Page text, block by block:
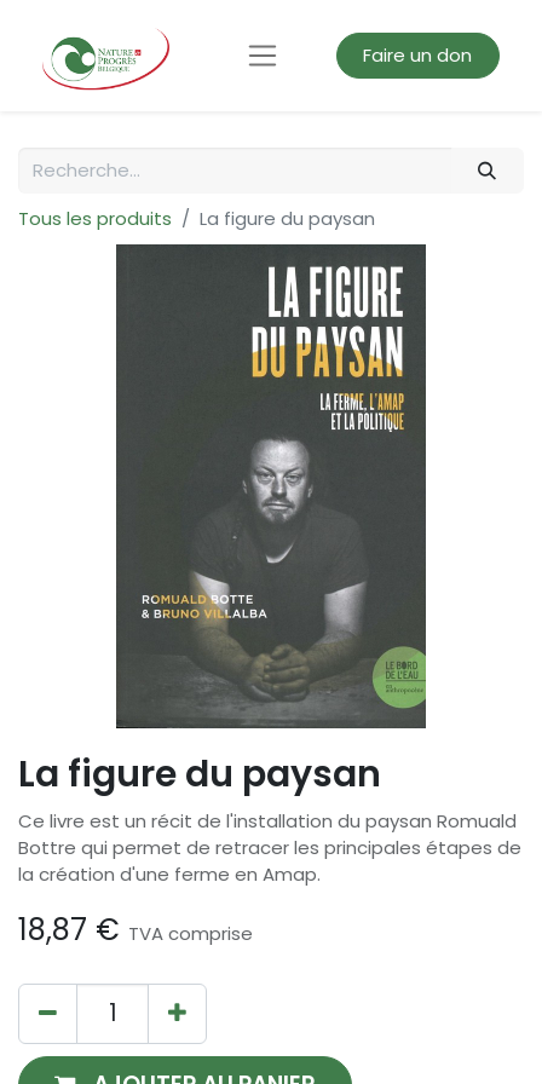
Faire un don
Tous les produits La figure du paysan
La figure du paysan
Ce livre est un récit de l'installation du paysan Romuald
Bottre qui permet de retracer les principales étapes de
la création d'une ferme en Amap.
18,87 € TVA comprise